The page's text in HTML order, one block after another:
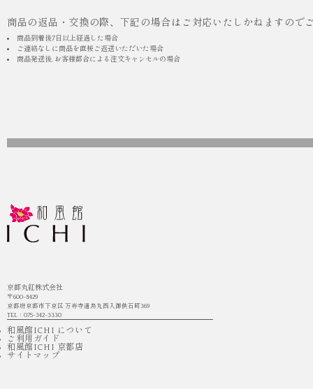
商品の返品・交換の際、下記の場合はご対応いたしかねますので
商品到着後7日以上経過した場合
ご連絡なしに商品を直接ご返送いただいた場合
商品発送後, お客様都合による注文キャンセルの場合
京都丸紅株式会社
〒600-8429
京都府京都市下京区 万寿寺通烏丸西入御供石町369
TEL：075-342-3330
和風館ICHI について
ご利用ガイド
和風館ICHI 京都店
サイトマップ